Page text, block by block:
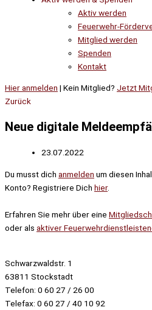
Aktiv werden
Feuerwehr-
Mitglied werden
Spenden
Kontakt
Hier anmelden | Kein Mitglied? Jetzt
Zurück
Neue digitale
23.07.2022
Du musst dich anmelden um diesen
Konto? Registriere Dich hier.
Erfahren Sie mehr über eine
oder als aktiver
Schwarzwaldstr. 1
63811 Stockstadt
Telefon: 0 60 27 / 26 00
Telefax: 0 60 27 / 40 10 92